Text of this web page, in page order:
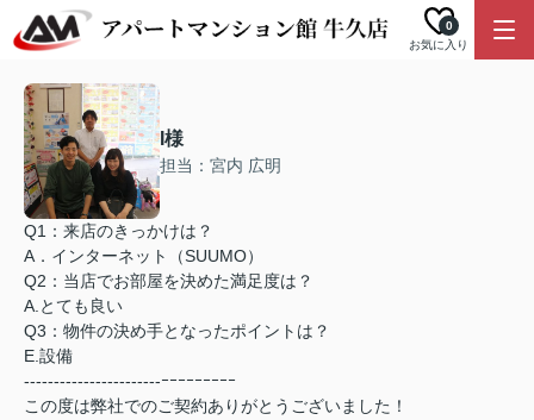
お気に入り
0
I様
担当：宮内 広明
Q1：来店のきっかけは？
A．インターネット（SUUMO）
Q2：当店でお部屋を決めた満足度は？
A.とても良い
Q3：物件の決め手となったポイントは？
E.設備
-----------------------ｰｰｰｰｰｰｰｰｰ
この度は弊社でのご契約ありがとうございました！